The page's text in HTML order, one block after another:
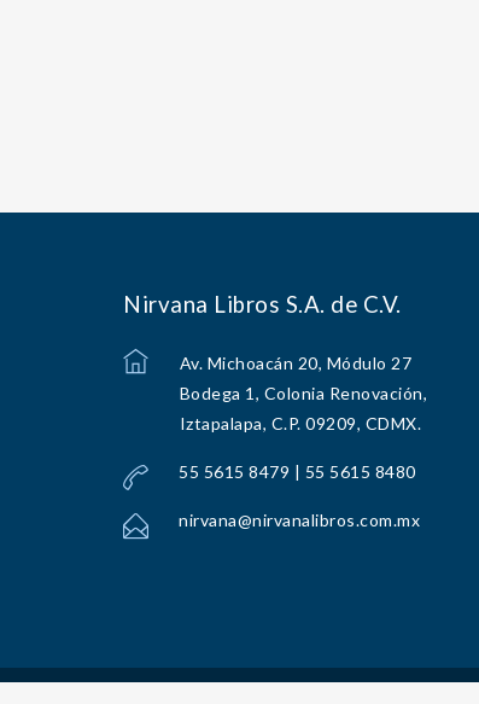
Nirvana Libros S.A. de C.V.
Av. Michoacán 20, Módulo 27
Bodega 1, Colonia Renovación,
Iztapalapa, C.P. 09209, CDMX.
55 5615 8479 | 55 5615 8480
nirvana@nirvanalibros.com.mx